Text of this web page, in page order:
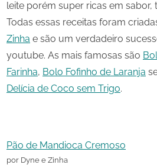
leite porém super ricas em sabor,
Todas essas receitas foram
Zinha e são um verdadeiro
youtube. As mais famosas são
Farinha, Bolo Fofinho de Laranja
Delícia de Coco sem Trigo.
Pão de Mandioca Cremoso
por Dyne e Zinha